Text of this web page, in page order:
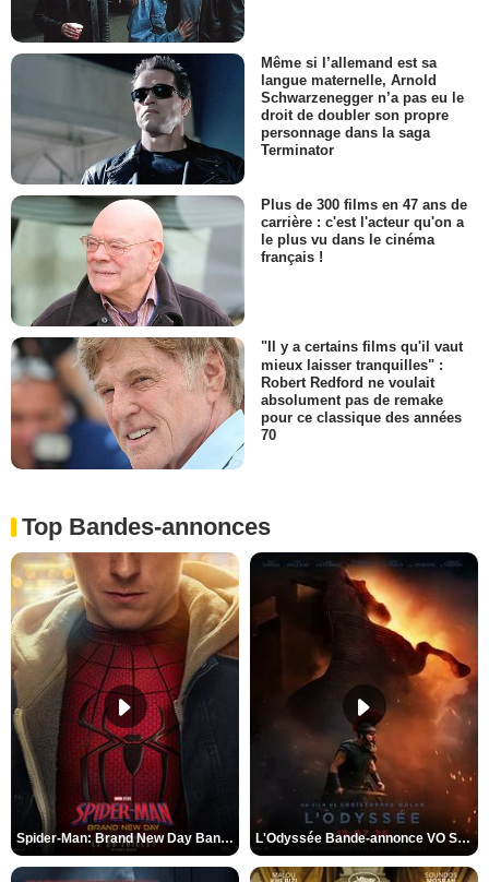
Même si l’allemand est sa
langue maternelle, Arnold
Schwarzenegger n’a pas eu le
droit de doubler son propre
personnage dans la saga
Terminator
Plus de 300 films en 47 ans de
carrière : c'est l'acteur qu'on a
le plus vu dans le cinéma
français !
"Il y a certains films qu'il vaut
mieux laisser tranquilles" :
Robert Redford ne voulait
absolument pas de remake
pour ce classique des années
70
Top Bandes-annonces
Spider-Man: Brand New Day Bande-annonce VO STFR L'Odyssée Bande-annonce VO STFR